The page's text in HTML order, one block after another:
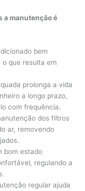
a manutenção é
bem
que resulta em
prolonga a vida
a longo prazo,
com frequência.
dos filtros
ar, removendo
bom estado
regulando a
regular ajuda